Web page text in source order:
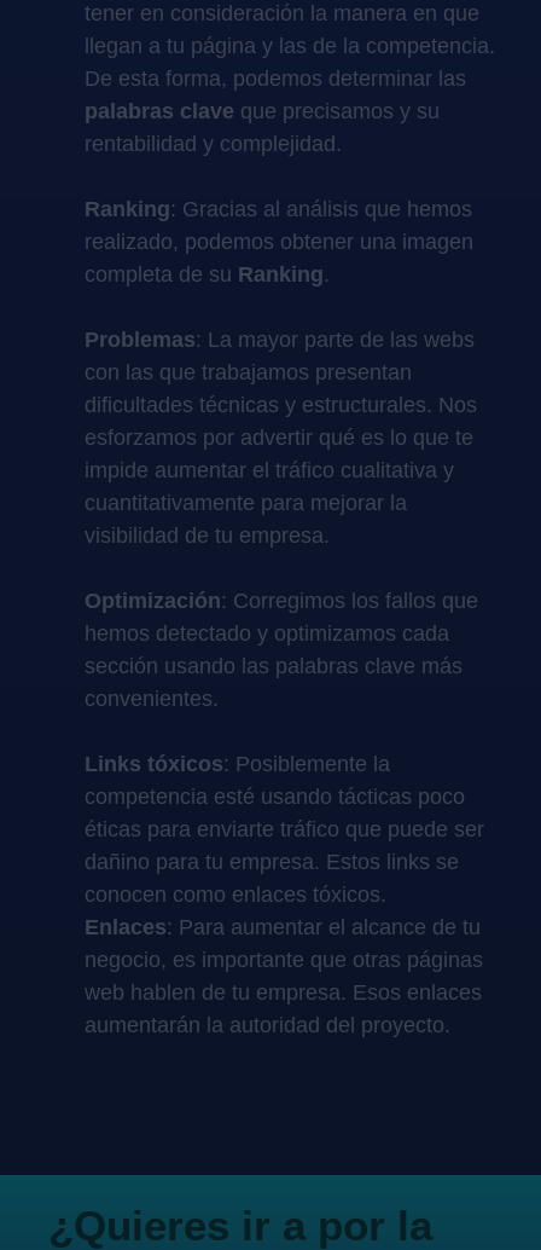
tener en consideración la manera en que
llegan a tu página y las de la competencia.
De esta forma, podemos determinar las
palabras clave que precisamos y su
rentabilidad y complejidad.
Ranking: Gracias al análisis que hemos
realizado, podemos obtener una imagen
completa de su Ranking.
Problemas: La mayor parte de las webs
con las que trabajamos presentan
dificultades técnicas y estructurales. Nos
esforzamos por advertir qué es lo que te
impide aumentar el tráfico cualitativa y
cuantitativamente para mejorar la
visibilidad de tu empresa.
Optimización: Corregimos los fallos que
hemos detectado y optimizamos cada
sección usando las palabras clave más
convenientes.
Links tóxicos: Posiblemente la
competencia esté usando tácticas poco
éticas para enviarte tráfico que puede ser
dañino para tu empresa. Estos links se
conocen como enlaces tóxicos.
Enlaces: Para aumentar el alcance de tu
negocio, es importante que otras páginas
web hablen de tu empresa. Esos enlaces
aumentarán la autoridad del proyecto.
¿Quieres ir a por la